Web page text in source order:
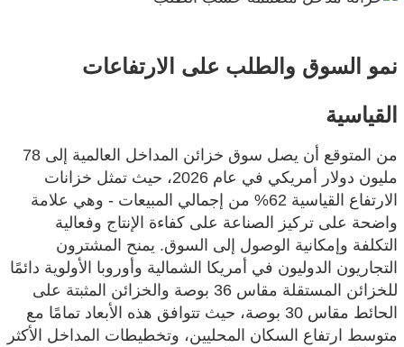
نمو السوق والطلب على الارتفاعات
القياسية
من المتوقع أن يصل سوق خزائن المداخل العالمية إلى 78
مليون دولار أمريكي في عام 2026، حيث تمثل خزانات
الارتفاع القياسية 62% من إجمالي المبيعات - وهي علامة
واضحة على تركيز الصناعة على كفاءة الإنتاج وفعالية
التكلفة وإمكانية الوصول إلى السوق. يمنح المشترون
التجاريون الدوليون في أمريكا الشمالية وأوروبا الأولوية دائمًا
للخزائن المستقلة مقاس 36 بوصة والخزائن المثبتة على
الحائط مقاس 30 بوصة، حيث تتوافق هذه الأبعاد تمامًا مع
متوسط ​​ارتفاع السكان المحليين، وتخطيطات المداخل الأكثر